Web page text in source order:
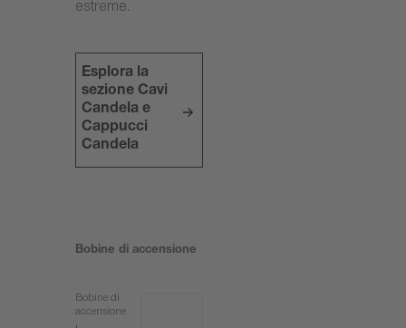
estreme.
Esplora la
sezione Cavi
Candela e
Cappucci
Candela
Bobine di accensione
Bobine di
accensione